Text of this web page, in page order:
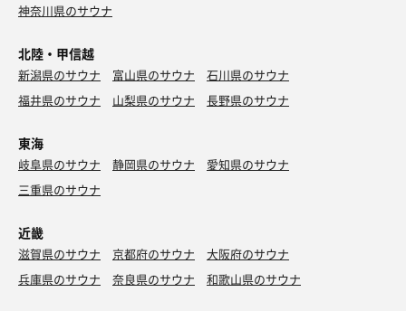
神奈川県のサウナ
北陸・甲信越
新潟県のサウナ 富山県のサウナ
石川県のサウナ
福井県のサウナ
山梨県のサウナ 長野県のサウナ
東海
岐阜県のサウナ 静岡県のサウナ
愛知県のサウナ
三重県のサウナ
近畿
滋賀県のサウナ 京都府のサウナ
大阪府のサウナ
兵庫県のサウナ
奈良県のサウナ 和歌山県のサウナ